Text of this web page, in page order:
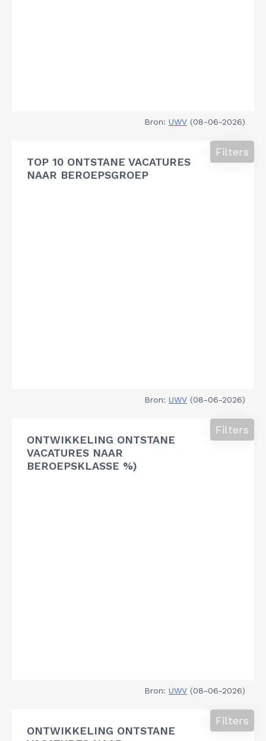
Bron: UWV (08-06-2026)
TOP 10 ONTSTANE VACATURES
NAAR BEROEPSGROEP
Filters
Bron: UWV (08-06-2026)
ONTWIKKELING ONTSTANE
VACATURES NAAR
BEROEPSKLASSE %)
Filters
Bron: UWV (08-06-2026)
ONTWIKKELING ONTSTANE
Filters